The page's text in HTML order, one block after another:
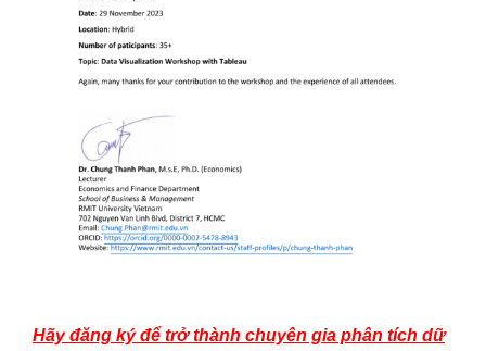
Hãy đăng ký để trở thành chuyên gia phân tích dữ